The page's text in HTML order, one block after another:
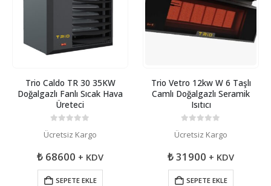
Trio Caldo TR 30 35KW
Doğalgazlı Fanlı Sıcak Hava
Üreteci
Ücretsiz Kargo
₺ 68600 + KDV
SEPETE EKLE
Trio Vetro 12kw W 6 Taşlı
Camlı Doğalgazlı Seramik
Isıtıcı
Ücretsiz Kargo
₺31900 + KDV
SEPETE EKLE